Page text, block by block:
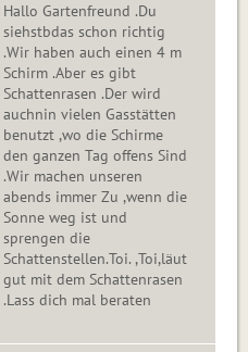
Hallo Gartenfreund .Du
siehstbdas schon richtig
.Wir haben auch einen 4 m
Schirm .Aber es gibt
Schattenrasen .Der wird
auchnin vielen Gasstätten
benutzt ,wo die Schirme
den ganzen Tag offens Sind
.Wir machen unseren
abends immer Zu ,wenn die
Sonne weg ist und
sprengen die
Schattenstellen.Toi. ,Toi,läut
gut mit dem Schattenrasen
.Lass dich mal beraten